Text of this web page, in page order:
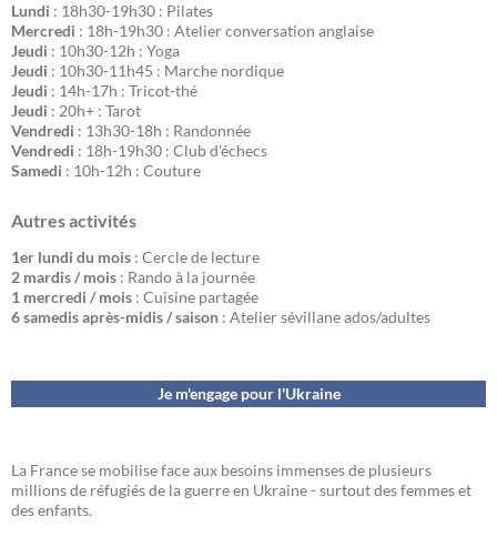
Lundi : 18h30-19h30 : Pilates
Mercredi : 18h-19h30 : Atelier conversation anglaise
Jeudi : 10h30-12h : Yoga
Jeudi : 10h30-11h45 : Marche nordique
Jeudi : 14h-17h : Tricot-thé
Jeudi : 20h+ : Tarot
Vendredi : 13h30-18h : Randonnée
Vendredi : 18h-19h30 : Club d'échecs
Samedi : 10h-12h : Couture
Autres activités
1er lundi du mois : Cercle de lecture
2 mardis / mois : Rando à la journée
1 mercredi / mois : Cuisine partagée
6 samedis après-midis / saison : Atelier sévillane ados/adultes
Je m'engage pour l'Ukraine
La France se mobilise face aux besoins immenses de plusieurs
millions de réfugiés de la guerre en Ukraine - surtout des femmes et
des enfants.